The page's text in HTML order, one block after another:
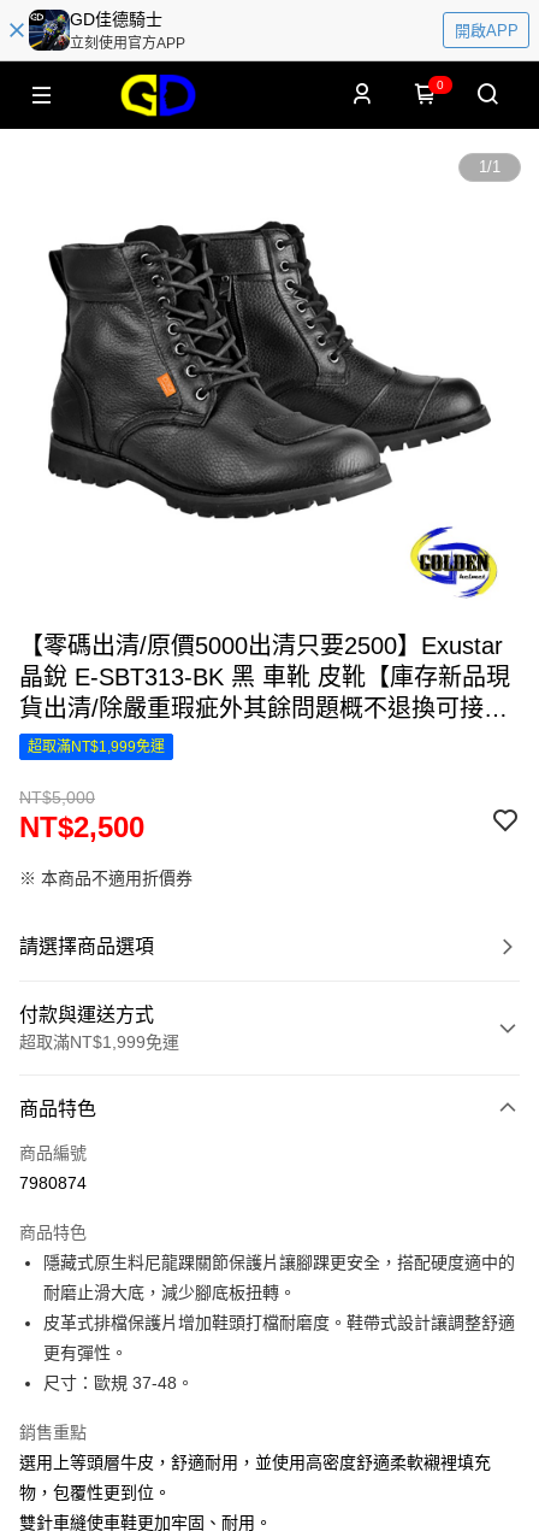
GD佳德騎士
立刻使用官方APP
開啟APP
0
1/1
【零碼出清/原價5000出清只要2500】Exustar
晶銳 E-SBT313-BK 黑 車靴 皮靴【庫存新品現
貨出清/除嚴重瑕疵外其餘問題概不退換可接受
者再購買】
超取滿NT$1,999免運
NT$5,000
NT$2,500
※ 本商品不適用折價券
請選擇商品選項
付款與運送方式
超取滿NT$1,999免運
信用卡一次付款
信用卡分期付款
合作金庫商業銀行
華南商業銀行
彰化商業銀行
上海商業儲蓄銀行
國泰世華商業銀行
兆豐國際商業銀行
臺灣中小企業銀行
匯豐（台灣）商業銀行
聯邦商業銀行
元大商業銀行
台新國際商業銀行
中國信託商業銀行
台灣樂天信用卡公司
超商取貨付款
LINE Pay
Apple Pay
街口支付
悠遊付
Google Pay
全盈+PAY
商品特色
商品編號
7980874
商品特色
隱藏式原生料尼龍踝關節保護片讓腳踝更安全，搭配硬度適中的
耐磨止滑大底，減少腳底板扭轉。
皮革式排檔保護片增加鞋頭打檔耐磨度。鞋帶式設計讓調整舒適
更有彈性。
尺寸：歐規 37-48。
銷售重點
選用上等頭層牛皮，舒適耐用，並使用高密度舒適柔軟襯裡填充
物，包覆性更到位。
雙針車縫使車鞋更加牢固、耐用。